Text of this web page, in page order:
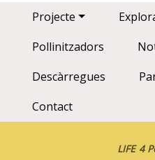
Main navigation
Projecte
Pollinitzadors
Descàrregues
Contact
LIFE 4